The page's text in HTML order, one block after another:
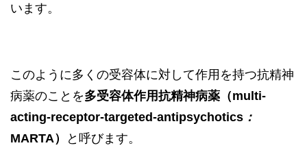
います。
このように多くの受容体に対して作用を持つ抗精神
病薬のことを多受容体作用抗精神病薬（multi-
acting-receptor-targeted-antipsychotics ：
MARTA）
と呼びます。